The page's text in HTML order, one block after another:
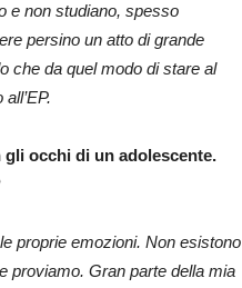
e non studiano, spesso
persino un atto di grande
che da quel modo di stare al
occhi di un adolescente.
proprie emozioni. Non esistono
proviamo. Gran parte della mia